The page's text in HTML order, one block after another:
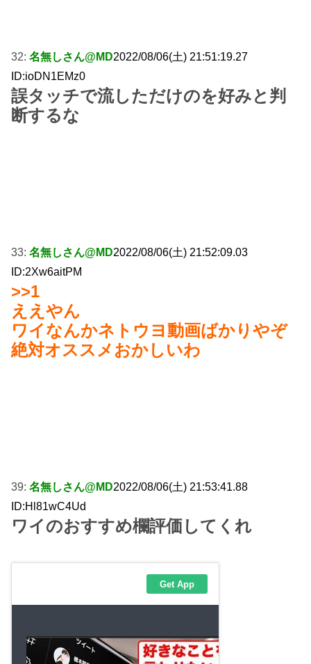
32: 名無しさん@MD2022/08/06(土) 21:51:19.27
ID:ioDN1EMz0
誤タッチで流しただけのを好みと判
断するな
33: 名無しさん@MD2022/08/06(土) 21:52:09.03
ID:2Xw6aitPM
>>1
ええやん
ワイなんかネトウヨ動画ばかりやぞ
絶対オススメおかしいわ
39: 名無しさん@MD2022/08/06(土) 21:53:41.88
ID:Hl81wC4Ud
ワイのおすすめ欄評価してくれ